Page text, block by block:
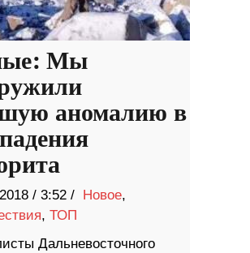
Мы
аномалию в
/ 3:52 / Новое,
, ТОП
Дальневосточного